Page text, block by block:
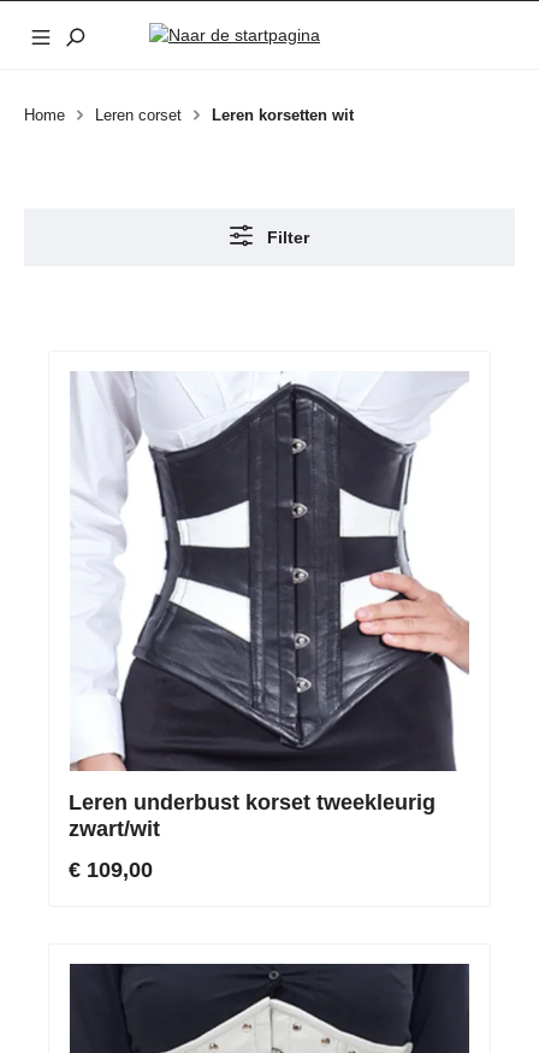
Ga naar de hoofdinhoud
Home Leren corset Leren korsetten wit
Filter
Leren underbust korset tweekleurig
zwart/wit
€ 109,00